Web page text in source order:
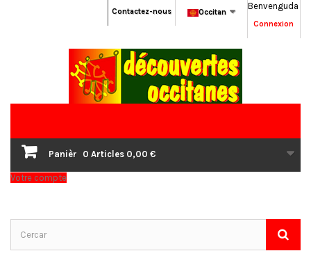
Benvenguda
Connexion
Occitan
Contactez-nous
Panièr 0 Articles 0,00 €
Votre compte